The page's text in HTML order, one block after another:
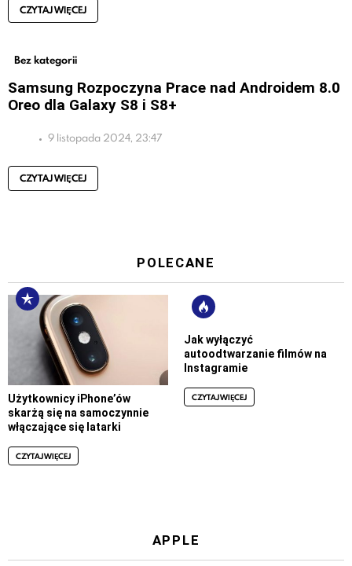
CZYTAJ WIĘCEJ
Bez kategorii
Samsung Rozpoczyna Prace nad Androidem 8.0
Oreo dla Galaxy S8 i S8+
9 listopada 2024, 23:47
CZYTAJ WIĘCEJ
POLECANE
Użytkownicy iPhone’ów
skarżą się na samoczynnie
włączające się latarki
CZYTAJ WIĘCEJ
Jak wyłączyć
autoodtwarzanie filmów na
Instagramie
CZYTAJ WIĘCEJ
APPLE